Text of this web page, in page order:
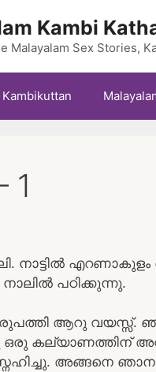
Kambi
Malayalam Sex Stories,
Kambikuttan
എറണാകുളം
പഠിക്കുന്നു.
ആറു വയസ്സ്.
ഒരു കല്യാണത്തിന്
അങ്ങനെ